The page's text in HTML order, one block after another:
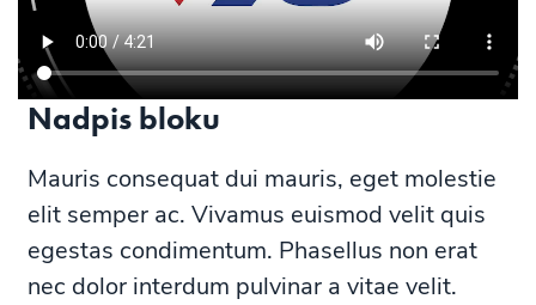
Nadpis bloku
Mauris consequat dui mauris, eget molestie
elit semper ac. Vivamus euismod velit quis
egestas condimentum. Phasellus non erat
nec dolor interdum pulvinar a vitae velit.